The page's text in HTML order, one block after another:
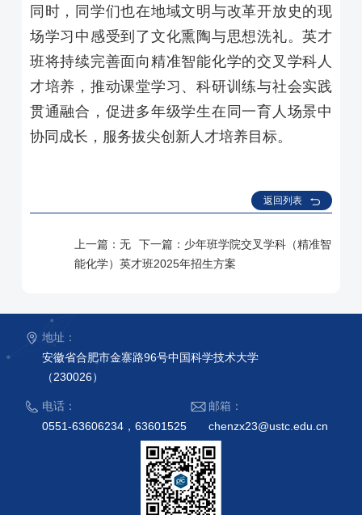
同时，同学们也在地域文明与改革开放史的现
场学习中感受到了文化熏陶与思想洗礼。英才
班将持续完善面向精准智能化学的交叉学科人
才培养，推动课堂学习、科研训练与社会实践
贯通融合，促进多年级学生在同一育人场景中
协同成长，服务拔尖创新人才培养目标。
返回列表
上一篇： 无 下一篇： 少年班学院交叉学科（精准智
能化学）英才班2025年招生方案
地址：
安徽省合肥市金寨路96号中国科学技术大学
（230026）
电话：
0551-63606234，63601525
邮箱：
chenzx23@ustc.edu.cn